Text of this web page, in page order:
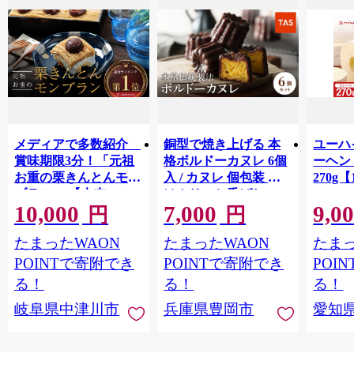
メディアで多数紹介
賞味期限3分！「元祖
お重の栗きんとんモン
ブラン」 【未来のご
褒美】スイーツ 栗 モ
ンブラン くりきんと
ん デザート ご褒美 お
取り寄せ くり お菓子
10,000 円
たまったWAON
POINTで寄附でき
る！
岐阜県中津川市
銅型で焼き上げる 本
格ボルドーカヌレ 6個
入 / カヌレ 個包装 外
はカリッと香ばしい
中はもっちり ラム酒
バニラ お取り寄せ ス
イーツ 焼き菓子 詰め
合わせ ホワイトデー
お返し 冷凍 手作り 化
粧箱入り ギフト TAS
BAKE
7,000 円
たまったWAON
POINTで寄附でき
る！
兵庫県豊岡市
ユーハ
ーヘ
270g【
たま
る！
愛知